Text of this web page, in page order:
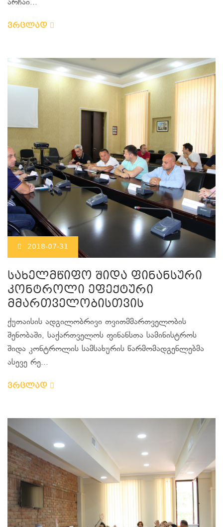
არჩაი...
ვრცლად
2018-07-31
სახელმწიფო შიდა ფინანსური
კონტროლი ეფექტური
მმართველობისთვის
ქუთაისის ადგილობრივი თვითმმართველობის
შენობაში, საქართველოს ფინანსთა სამინისტროს
შიდა კონტროლის სამსახურის წარმომადგენლებმა
ასევე რე...
ვრცლად